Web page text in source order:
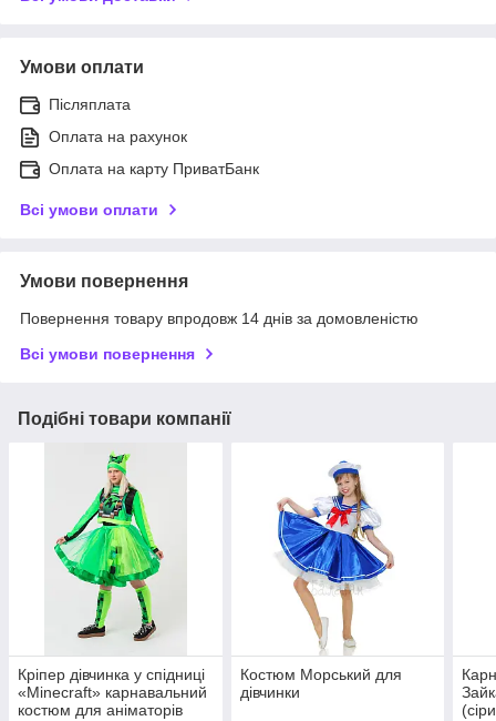
Умови оплати
Післяплата
Оплата на рахунок
Оплата на карту ПриватБанк
Всі умови оплати
Умови повернення
Повернення товару впродовж 14 днів за домовленістю
Всі умови повернення
Подібні товари компанії
Кріпер дівчинка у спідниці
«Minecraft» карнавальний
костюм для аніматорів
Костюм Морський для
дівчинки